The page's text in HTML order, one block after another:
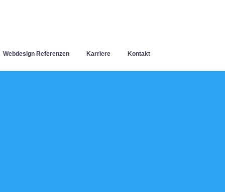
Webdesign Referenzen Karriere Kontakt